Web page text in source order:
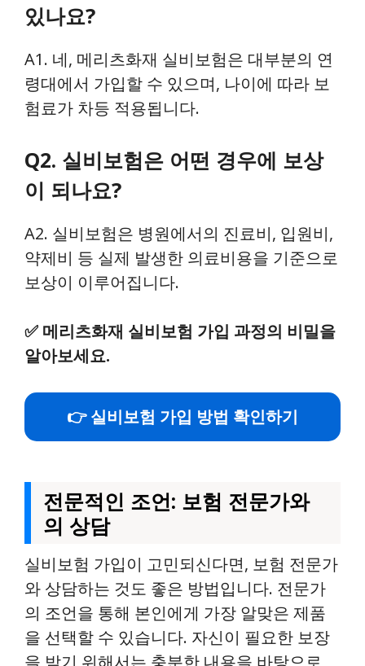
있나요?
A1. 네, 메리츠화재 실비보험은 대부분의 연
령대에서 가입할 수 있으며, 나이에 따라 보
험료가 차등 적용됩니다.
Q2. 실비보험은 어떤 경우에 보상
이 되나요?
A2. 실비보험은 병원에서의 진료비, 입원비,
약제비 등 실제 발생한 의료비용을 기준으로
보상이 이루어집니다.
✅ 메리츠화재 실비보험 가입 과정의 비밀을
알아보세요.
👉 실비보험 가입 방법 확인하기
전문적인 조언: 보험 전문가와
의 상담
실비보험 가입이 고민되신다면, 보험 전문가
와 상담하는 것도 좋은 방법입니다. 전문가
의 조언을 통해 본인에게 가장 알맞은 제품
을 선택할 수 있습니다. 자신이 필요한 보장
을 받기 위해서는 충분한 내용을 바탕으로